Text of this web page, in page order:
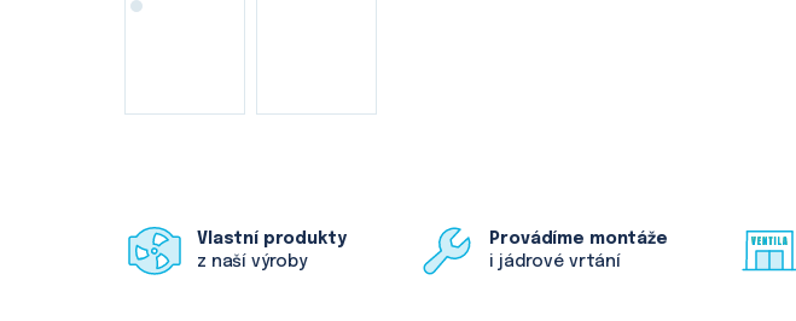
Vlastní produkty
z naší výroby
Provádíme montáže
i jádrové vrtání